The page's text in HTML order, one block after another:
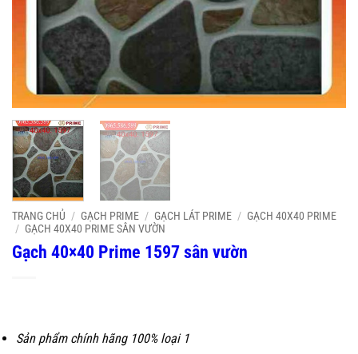
TRANG CHỦ / GẠCH PRIME / GẠCH LÁT PRIME / GẠCH 40X40 PRIME
/ GẠCH 40X40 PRIME SÂN VƯỜN
Gạch 40×40 Prime 1597 sân vườn
Sản phẩm chính hãng 100% loại 1